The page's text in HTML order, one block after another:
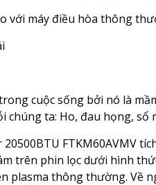
với máy điều hòa thông
cuộc sống bởi nó là
ta: Ho, đau họng, sổ
FTKM60AVMV
trên phin lọc dưới hình
plasma thông thường. Về